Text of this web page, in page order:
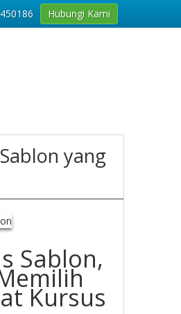
yang
Sablon,
Kursus
Hubungi Kami